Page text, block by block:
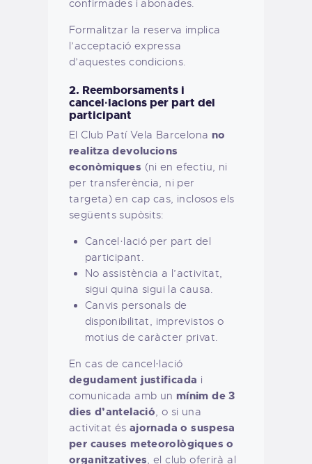
confirmades i abonades.
Formalitzar la reserva implica
l’acceptació expressa
d’aquestes condicions.
2. Reemborsaments i
cancel·lacions per part del
participant
El Club Patí Vela Barcelona no
realitza devolucions
econòmiques (ni en efectiu, ni
per transferència, ni per
targeta) en cap cas, inclosos els
següents supòsits:
Cancel·lació per part del
participant.
No assistència a l’activitat,
sigui quina sigui la causa.
Canvis personals de
disponibilitat, imprevistos o
motius de caràcter privat.
En cas de cancel·lació
degudament justificada i
comunicada amb un mínim de 3
dies d’antelació, o si una
activitat és ajornada o suspesa
per causes meteorològiques o
organitzatives, el club oferirà al